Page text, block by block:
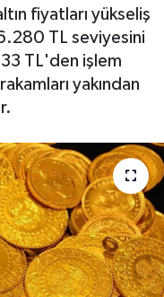
fiyatları yükseliş
TL seviyesini
TL'den işlem
yakından